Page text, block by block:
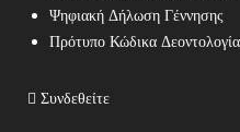
Ψηφιακή Δήλωση Γέννησης
Πρότυπο Κώδικα
Συνδεθείτε